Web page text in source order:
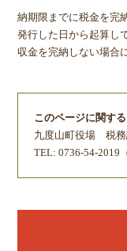
納期限までに税金を完
発行した日から起算し
収金を完納しない場合
このページに関す
九度山町役場税
TEL: 0736-54-2019